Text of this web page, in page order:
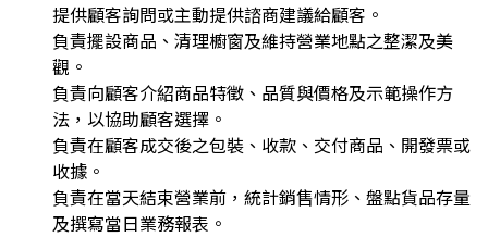
提供顧客詢問或主動提供諮商建議給顧客。
負責擺設商品、清理櫥窗及維持營業地點之整潔及美
觀。
負責向顧客介紹商品特徵、品質與價格及示範操作方
法，以協助顧客選擇。
負責在顧客成交後之包裝、收款、交付商品、開發票或
收據。
負責在當天結束營業前，統計銷售情形、盤點貨品存量
及撰寫當日業務報表。